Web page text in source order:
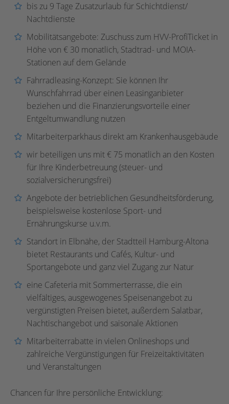
bis zu 9 Tage Zusatzurlaub für Schichtdienst/
Nachtdienste
Mobilitätsangebote: Zuschuss zum HVV-ProfiTicket in
Höhe von € 30 monatlich, Stadtrad- und MOIA-
Stationen auf dem Gelände
Fahrradleasing-Konzept: Sie können Ihr
Wunschfahrrad über einen Leasinganbieter
beziehen und die Finanzierungsvorteile einer
Entgeltumwandlung nutzen
Mitarbeiterparkhaus direkt am Krankenhausgebäude
wir beteiligen uns mit € 75 monatlich an den Kosten
für Ihre Kinderbetreuung (steuer- und
sozialversicherungsfrei)
Angebote der betrieblichen Gesundheitsförderung,
beispielsweise kostenlose Sport- und
Ernährungskurse u.v.m.
Standort in Elbnähe, der Stadtteil Hamburg-Altona
bietet Restaurants und Cafés, Kultur- und
Sportangebote und ganz viel Zugang zur Natur
eine Cafeteria mit Sommerterrasse, die ein
vielfältiges, ausgewogenes Speisenangebot zu
vergünstigten Preisen bietet, außerdem Salatbar,
Nachtischangebot und saisonale Aktionen
Mitarbeiterrabatte in vielen Onlineshops und
zahlreiche Vergünstigungen für Freizeitaktivitäten
und Veranstaltungen
Chancen für Ihre persönliche Entwicklung: